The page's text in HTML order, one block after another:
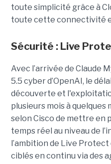
toute simplicité grâce à
toute cette connectivité
Sécurité : Live
Avec l’arrivée de Claude
5.5 cyber d’OpenAI, le
découverte et
plusieurs mois à quelques
selon Cisco de mettre en
temps réel au niveau de
l’ambition de Live
ciblés en continu via des